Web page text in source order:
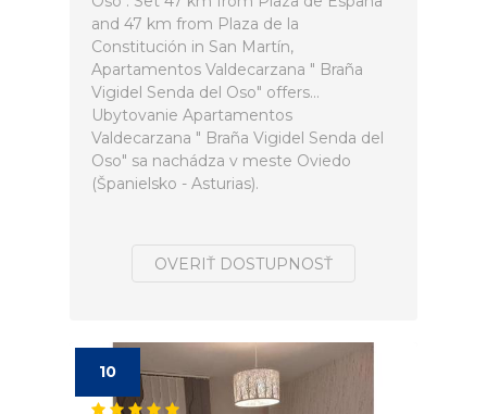
and 47 km from Plaza de la
Constitución in San Martín,
Apartamentos Valdecarzana " Braña
Vigidel Senda del Oso" offers...
Ubytovanie Apartamentos
Valdecarzana " Braña Vigidel Senda del
Oso" sa nachádza v meste Oviedo
(Španielsko - Asturias).
OVERIŤ DOSTUPNOSŤ
10